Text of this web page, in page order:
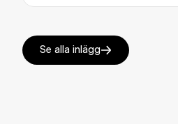
Se alla inlägg